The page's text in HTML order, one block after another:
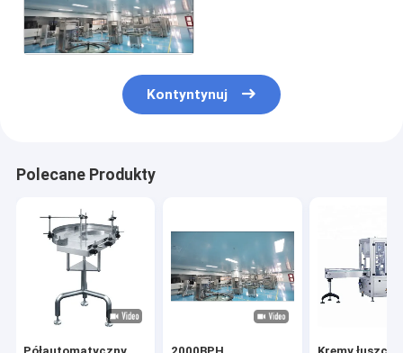
Kontyntynuj
Polecane Produkty